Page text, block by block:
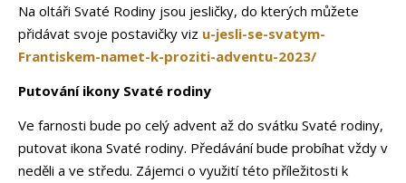
Na oltáři Svaté Rodiny jsou jesličky, do kterých můžete
přidávat svoje postavičky viz u-jesli-se-svatym-
Frantiskem-namet-k-proziti-adventu-2023/
Putování ikony Svaté rodiny
Ve farnosti bude po celý advent až do svátku Svaté rodiny,
putovat ikona Svaté rodiny. Předávání bude probíhat vždy v
neděli a ve středu. Zájemci o využití této příležitosti k